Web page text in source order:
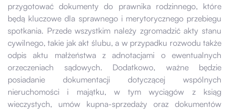
przygotować dokumenty do prawnika rodzinnego, które
będą kluczowe dla sprawnego i merytorycznego przebiegu
spotkania. Przede wszystkim należy zgromadzić akty stanu
cywilnego, takie jak akt ślubu, a w przypadku rozwodu także
odpis aktu małżeństwa z adnotacjami o ewentualnych
orzeczeniach sądowych. Dodatkowo, ważne będzie
posiadanie dokumentacji dotyczącej wspólnych
nieruchomości i majątku, w tym wyciągów z ksiąg
wieczystych, umów kupna-sprzedaży oraz dokumentów